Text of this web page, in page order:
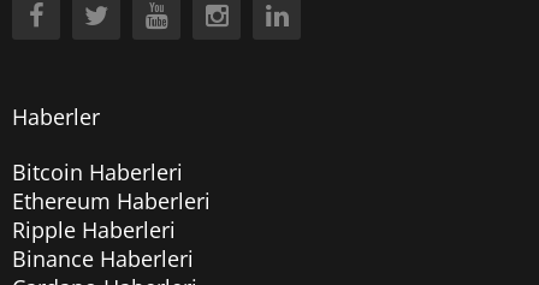
Haberler
Bitcoin Haberleri
Ethereum Haberleri
Ripple Haberleri
Binance Haberleri